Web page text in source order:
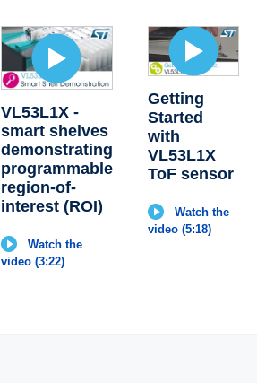
VL53L1X -
smart shelves
demonstrating
programmable
region-of-
interest (ROI)
Watch the
video (3:22)
Getting
Started
with
VL53L1X
ToF sensor
Watch the
video (5:18)